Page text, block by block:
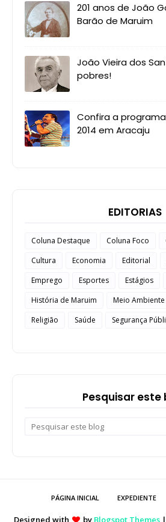
201 anos de João
Barão de Maruim
João Vieira dos
pobres!
Confira a
2014 em Aracaju
EDITORIAS
Coluna Destaque Coluna Foco
Cultura
Economia Editorial
Emprego
Esportes Estágios
História de Maruim
Meio Ambiente
Religião
Saúde Segurança
Pesquisar este
PÁGINA INICIAL EXPEDIENTE
Designed with by Blogspot Themes